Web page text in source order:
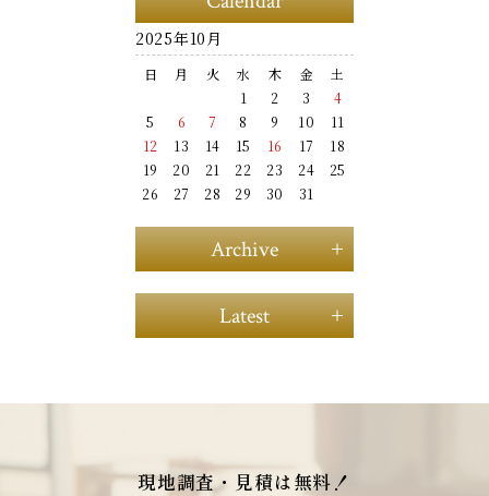
2025年10月
日 月 火 水 木 金
土
1
2 3
4
5
6 7 8 9 10
11
12
13 14 15 16 17
18
19
20 21 22 23 24
25
26
27 28 29 30 31
Archive
2026年04月（2）
2026年03月（1）
2025年10月（5）
Latest
現地調査・見積は無料！